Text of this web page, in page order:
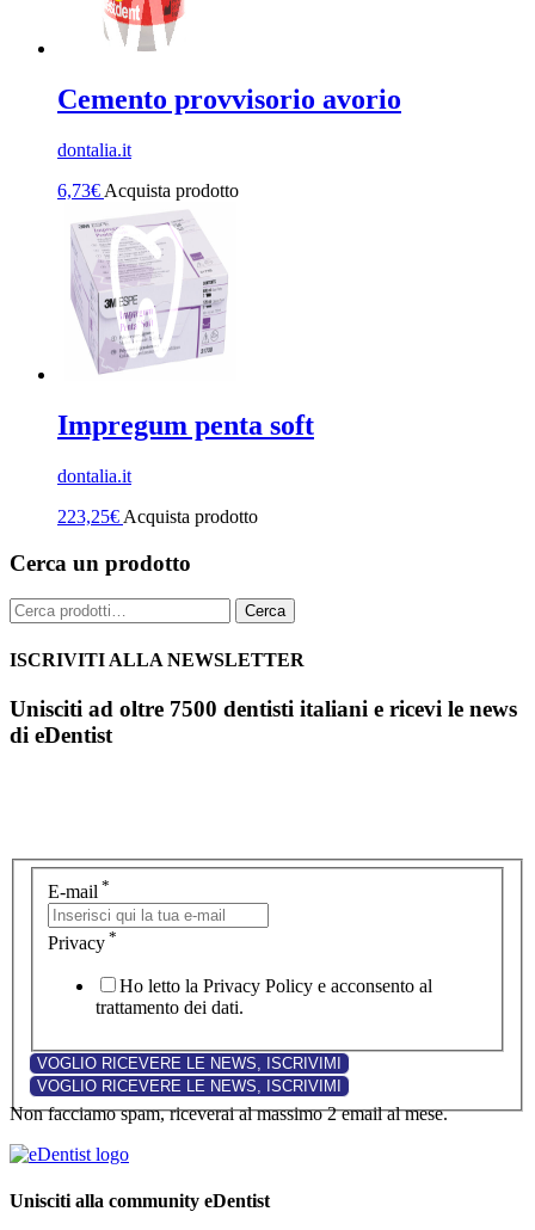
Cemento provvisorio avorio
dontalia.it
6,73€ Acquista prodotto
Impregum penta soft
dontalia.it
223,25€ Acquista prodotto
Cerca un prodotto
Cerca: Cerca
ISCRIVITI ALLA NEWSLETTER
Unisciti ad oltre 7500 dentisti italiani e ricevi le news
di eDentist
E-mail *
Privacy *
Ho letto la Privacy Policy e acconsento al
trattamento dei dati.
Non facciamo spam, riceverai al massimo 2 email al mese.
Unisciti alla community eDentist